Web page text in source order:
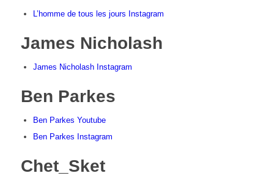
L’homme de tous les jours Instagram
James Nicholash
James Nicholash Instagram
Ben Parkes
Ben Parkes Youtube
Ben Parkes Instagram
Chet_Sket